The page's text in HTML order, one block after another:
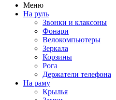
Меню
На руль
Звонки и клаксоны
Фонари
Велокомпьютеры
Зеркала
Корзины
Рога
Держатели телефона
На раму
Крылья